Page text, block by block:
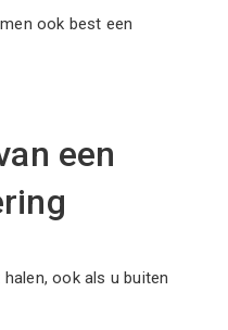
ook best een
een
ook als u buiten